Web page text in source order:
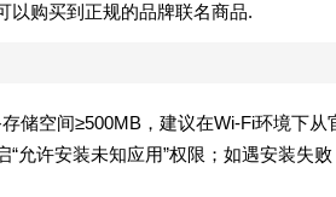
以购买到正规的品牌联名商品.
储空间≥500MB，建议在Wi-Fi环境下从
允许安装未知应用”权限；如遇安装失